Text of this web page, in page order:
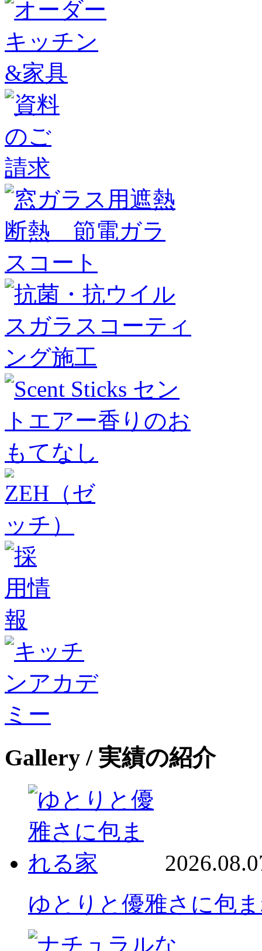
Gallery / 実績の紹介
ゆとりと優雅さに包